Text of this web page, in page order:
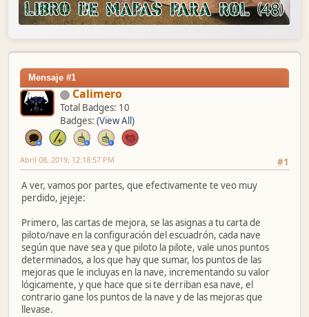
Mensaje #1
Calimero
Total Badges: 10
Badges: (View All)
#1
Abril 08, 2019, 12:18:57 PM
A ver, vamos por partes, que efectivamente te veo muy
perdido, jejeje:
Primero, las cartas de mejora, se las asignas a tu carta de
piloto/nave en la configuración del escuadrón, cada nave
según que nave sea y que piloto la pilote, vale unos puntos
determinados, a los que hay que sumar, los puntos de las
mejoras que le incluyas en la nave, incrementando su valor
lógicamente, y que hace que si te derriban esa nave, el
contrario gane los puntos de la nave y de las mejoras que
llevase.